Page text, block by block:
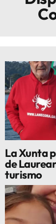
La Xunta
de
turismo